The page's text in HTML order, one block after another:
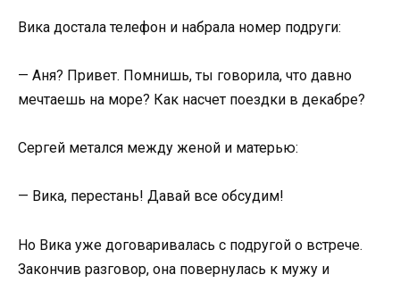
Вика достала телефон и набрала номер подруги:
— Аня? Привет. Помнишь, ты говорила, что давно
мечтаешь на море? Как насчет поездки в декабре?
Сергей метался между женой и матерью:
— Вика, перестань! Давай все обсудим!
Но Вика уже договаривалась с подругой о встрече.
Закончив разговор, она повернулась к мужу и